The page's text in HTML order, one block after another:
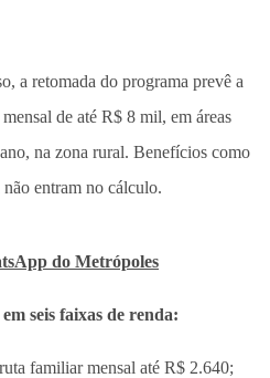
a retomada do programa prevê a
de até R$ 8 mil, em áreas
na zona rural. Benefícios como
entram no cálculo.
do Metrópoles
seis faixas de renda:
familiar mensal até R$ 2.640;